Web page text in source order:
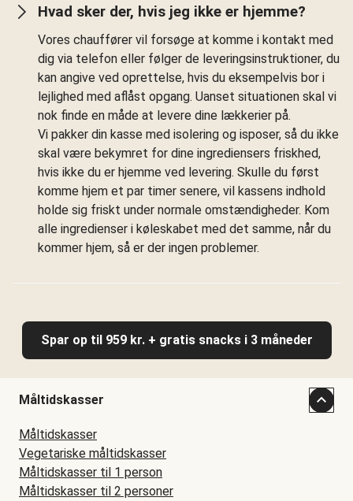
Hvad sker der, hvis jeg ikke er hjemme?
Vores chauffører vil forsøge at komme i kontakt med
dig via telefon eller følger de leveringsinstruktioner, du
kan angive ved oprettelse, hvis du eksempelvis bor i
lejlighed med aflåst opgang. Uanset situationen skal vi
nok finde en måde at levere dine lækkerier på.
Vi pakker din kasse med isolering og isposer, så du ikke
skal være bekymret for dine ingrediensers friskhed,
hvis ikke du er hjemme ved levering. Skulle du først
komme hjem et par timer senere, vil kassens indhold
holde sig friskt under normale omstændigheder. Kom
alle ingredienser i køleskabet med det samme, når du
kommer hjem, så er der ingen problemer.
Spar op til 959 kr. + gratis snacks i 3 måneder
Måltidskasser
Måltidskasser
Vegetariske måltidskasser
Måltidskasser til 1 person
Måltidskasser til 2 personer